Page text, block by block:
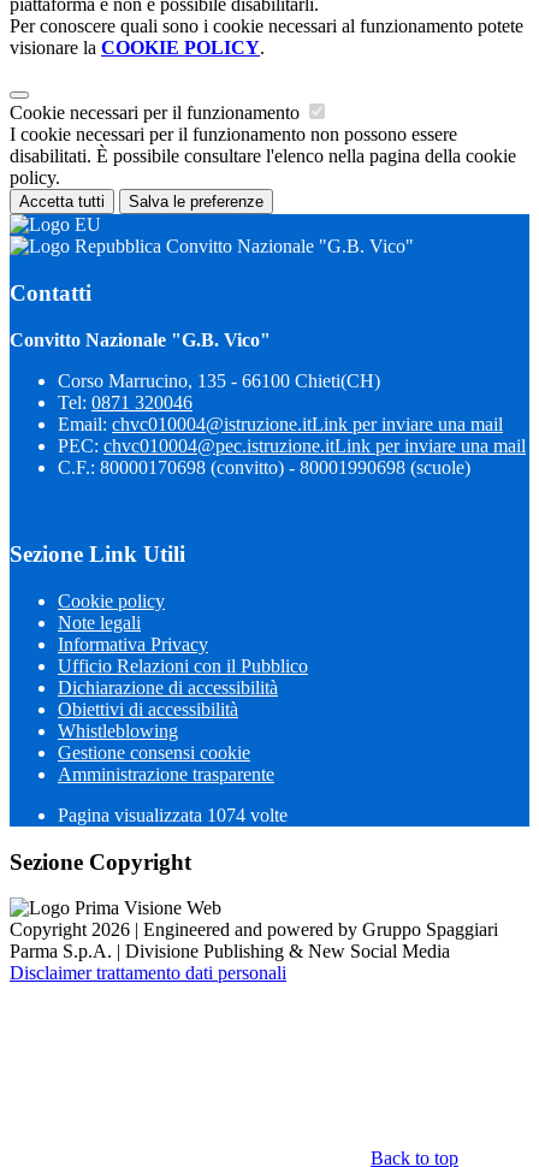
piattaforma e non è possibile disabilitarli.
Per conoscere quali sono i cookie necessari al funzionamento potete
visionare la COOKIE POLICY.
Cookie necessari per il funzionamento
I cookie necessari per il funzionamento non possono essere
disabilitati. È possibile consultare l'elenco nella pagina della cookie
policy.
Accetta tutti Salva le preferenze
Convitto Nazionale "G.B. Vico"
Contatti
Convitto Nazionale "G.B. Vico"
Corso Marrucino, 135 - 66100 Chieti(CH)
Tel: 0871 320046
Email: chvc010004@istruzione.itLink per inviare una mail
PEC: chvc010004@pec.istruzione.itLink per inviare una mail
C.F.: 80000170698 (convitto) - 80001990698 (scuole)
Sezione Link Utili
Cookie policy
Note legali
Informativa Privacy
Ufficio Relazioni con il Pubblico
Dichiarazione di accessibilità
Obiettivi di accessibilità
Whistleblowing
Gestione consensi cookie
Amministrazione trasparente
Pagina visualizzata 1074 volte
Sezione Copyright
Copyright 2026 | Engineered and powered by Gruppo Spaggiari
Parma S.p.A. | Divisione Publishing & New Social Media
Disclaimer trattamento dati personali
Back to top